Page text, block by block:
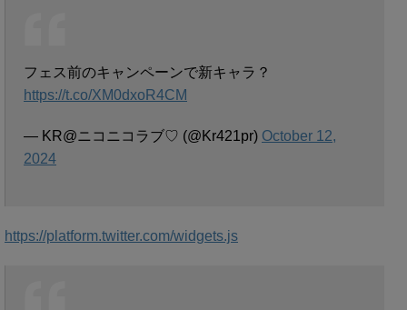
フェス前のキャンペーンで新キャラ？
https://t.co/XM0dxoR4CM
— KR@ニコニコラブ♡ (@Kr421pr) October 12,
2024
https://platform.twitter.com/widgets.js